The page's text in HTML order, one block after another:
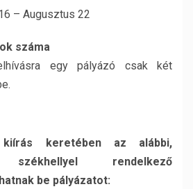
– Augusztus 22
száma
egy pályázó csak két
keretében az alábbi,
székhellyel rendelkező
be pályázatot: